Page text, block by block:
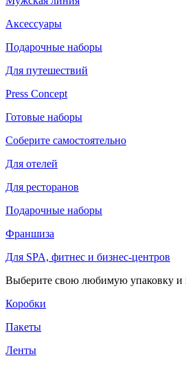
Аксессуары
Подарочные наборы
Для путешествий
Press Concept
Готовые наборы
Соберите самостоятельно
Для отелей
Для ресторанов
Подарочные наборы
Франшиза
Для SPA, фитнес и бизнес-центров
Выберите свою любимую упаковку и
Коробки
Пакеты
Ленты